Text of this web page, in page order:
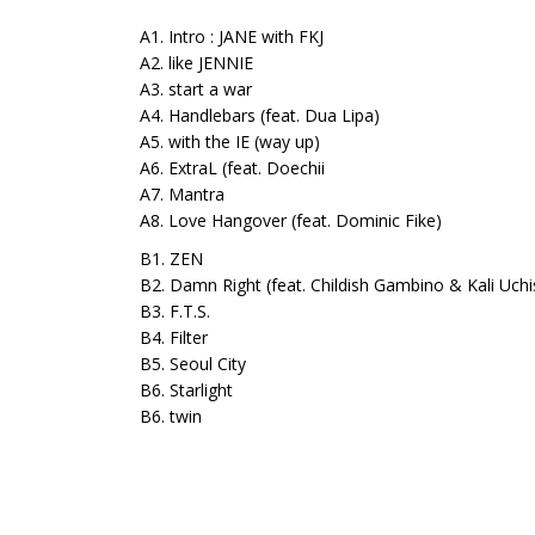
A1. Intro : JANE with FKJ
A2. like JENNIE
A3. start a war
A4. Handlebars (feat. Dua Lipa)
A5. with the IE (way up)
A6. ExtraL (feat. Doechii
A7. Mantra
A8. Love Hangover (feat. Dominic Fike)
B1. ZEN
B2. Damn Right (feat. Childish Gambino & Kali
B3. F.T.S.
B4. Filter
B5. Seoul City
B6. Starlight
B6. twin